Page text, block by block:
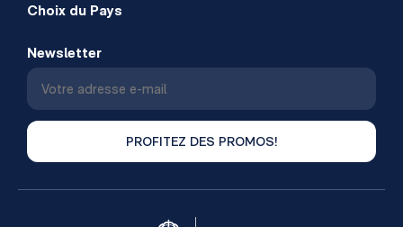
Choix du Pays
Newsletter
PROFITEZ DES PROMOS!